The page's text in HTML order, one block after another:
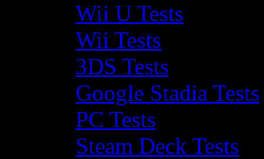
Wii U Tests
Wii Tests
3DS Tests
Google Stadia Tests
PC Tests
Steam Deck Tests